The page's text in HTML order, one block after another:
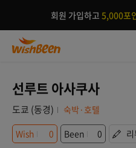
회원 가입하고 5,000포
선루트 아사쿠사
도쿄 (동경)
숙박·호텔
Wish
0 Been 0